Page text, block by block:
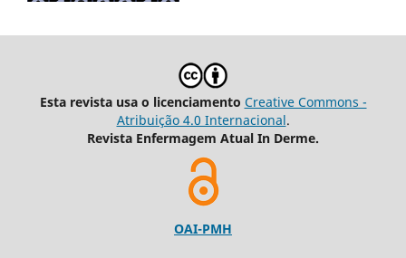
Esta revista usa o licenciamento Creative Commons -
Atribuição 4.0 Internacional.
Revista Enfermagem Atual In Derme.
OAI-PMH